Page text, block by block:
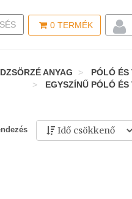
0 TERMÉK
ANYAG
PÓLÓ ÉS
EGYSZÍNŰ PÓLÓ ÉS